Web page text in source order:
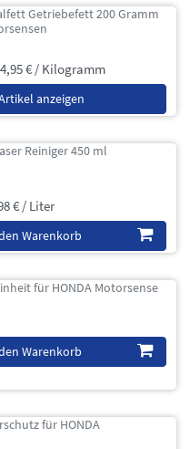
Getriebefett 200 Gramm
€ / Kilogramm
anzeigen
Reiniger 450 ml
€ / Liter
Warenkorb
für HONDA Motorsense
Warenkorb
für HONDA